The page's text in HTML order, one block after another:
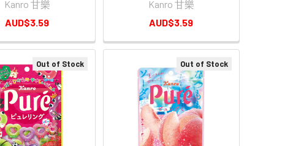
Kanro 甘樂
AUD$3.59
Kanro 甘樂
AUD$3.59
Out of Stock Out of Stock